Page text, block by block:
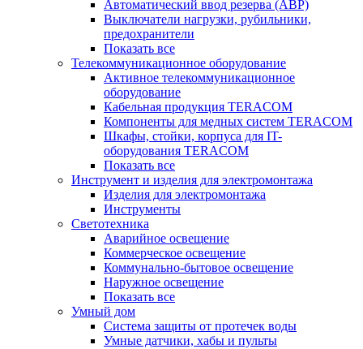
Автоматический ввод резерва (АВР)
Выключатели нагрузки, рубильники,
предохранители
Показать все
Телекоммуникационное оборудование
Активное телекоммуникационное
оборудование
Кабельная продукция TERACOM
Компоненты для медных систем TERACOM
Шкафы, стойки, корпуса для IT-
оборудования TERACOM
Показать все
Инструмент и изделия для электромонтажа
Изделия для электромонтажа
Инструменты
Светотехника
Аварийное освещение
Коммерческое освещение
Коммунально-бытовое освещение
Наружное освещение
Показать все
Умный дом
Система защиты от протечек воды
Умные датчики, хабы и пульты